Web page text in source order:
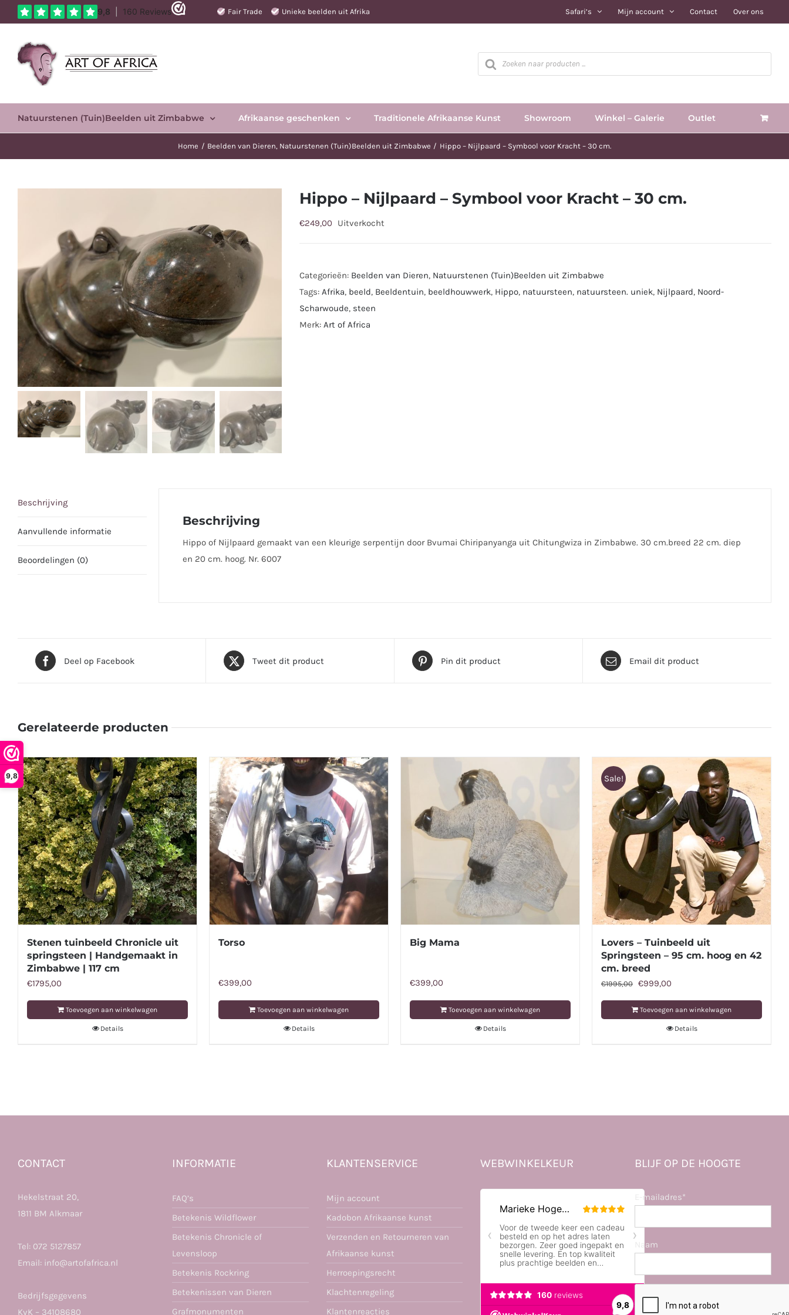
9,8
naar
inhoud
Fair Trade Unieke beelden uit Afrika Safari’s Mijn account Contact Over ons
Producten
zoeken
Natuurstenen (Tuin)Beelden uit Zimbabwe Afrikaanse geschenken Traditionele Afrikaanse Kunst Showroom Winkel – Galerie Outlet
Home Beelden van Dieren Natuurstenen (Tuin)Beelden uit Zimbabwe Hippo – Nijlpaard – Symbool voor Kracht – 30 cm.
Hippo – Nijlpaard – Symbool voor Kracht – 30 cm.
€249,00 Uitverkocht
Categorieën: Beelden van Dieren, Natuurstenen (Tuin)Beelden uit Zimbabwe
Tags: Afrika, beeld, Beeldentuin, beeldhouwwerk, Hippo, natuursteen, natuursteen. uniek, Nijlpaard, Noord-
Scharwoude, steen
Merk: Art of Africa
Beschrijving
Aanvullende informatie
Beoordelingen (0)
Beschrijving
Hippo of Nijlpaard gemaakt van een kleurige serpentijn door Bvumai Chiripanyanga uit Chitungwiza in Zimbabwe. 30 cm.breed 22 cm. diep
en 20 cm. hoog. Nr. 6007
Deel op Facebook Tweet dit product Pin dit product Email dit product
Gerelateerde producten
Stenen tuinbeeld Chronicle uit
springsteen | Handgemaakt in
Zimbabwe | 117 cm
€1795,00
Toevoegen aan winkelwagen
Details
Torso
€399,00
Toevoegen aan winkelwagen
Details
Big Mama
€399,00
Toevoegen aan winkelwagen
Details
Sale!
Lovers – Tuinbeeld uit
Springsteen – 95 cm. hoog en 42
cm. breed
€1995,00 Oorspronkelijke
prijs
was:
€1995,00.
€999,00
prijs
is:
€999,00.
Toevoegen aan winkelwagen
Details
CONTACT
Hekelstraat 20,
1811 BM Alkmaar
Tel: 072 5127857
Email: info@artofafrica.nl
Bedrijfsgegevens
KvK – 34108680
INFORMATIE
FAQ’s
Betekenis Wildflower
Betekenis Chronicle of
Levensloop
Betekenis Rockring
Betekenissen van Dieren
Grafmonumenten
KLANTENSERVICE
Mijn account
Kadobon Afrikaanse kunst
Verzenden en Retourneren van
Afrikaanse kunst
Herroepingsrecht
Klachtenregeling
Klantenreacties
WEBWINKELKEUR BLIJF OP DE HOOGTE
E-mailadres*
Naam